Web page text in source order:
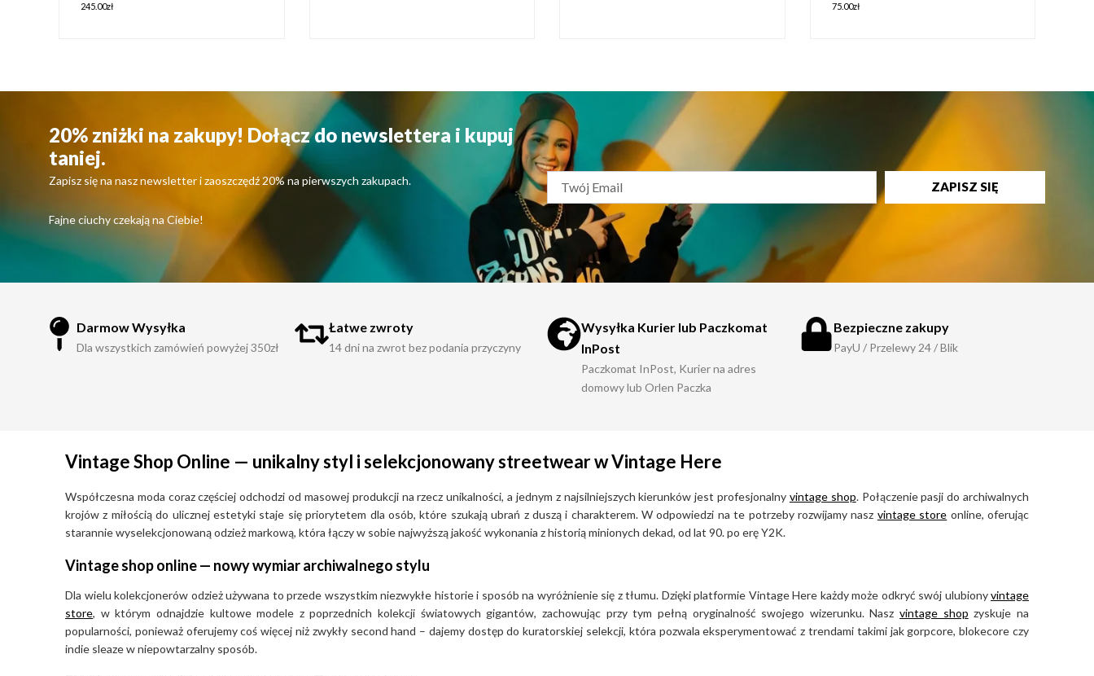
245.00zł
75.00zł
20% zniżki na zakupy! Dołącz do newslettera i kupuj
taniej.
Zapisz się na nasz newsletter i zaoszczędź 20% na pierwszych zakupach.
Fajne ciuchy czekają na Ciebie!
ZAPISZ SIĘ
Darmow Wysyłka
Dla wszystkich zamówień powyżej 350zł
Łatwe zwroty
14 dni na zwrot bez podania przyczyny
Wysyłka Kurier lub Paczkomat
InPost
Paczkomat InPost, Kurier na adres
domowy lub Orlen Paczka
Bezpieczne zakupy
PayU / Przelewy 24 / Blik
Vintage Shop Online — unikalny styl i selekcjonowany streetwear w Vintage Here
Współczesna moda coraz częściej odchodzi od masowej produkcji na rzecz unikalności, a jednym z najsilniejszych kierunków jest profesjonalny vintage shop. Połączenie pasji do archiwalnych
krojów z miłością do ulicznej estetyki staje się priorytetem dla osób, które szukają ubrań z duszą i charakterem. W odpowiedzi na te potrzeby rozwijamy nasz vintage store online, oferując
starannie wyselekcjonowaną odzież markową, która łączy w sobie najwyższą jakość wykonania z historią minionych dekad, od lat 90. po erę Y2K.
Vintage shop online — nowy wymiar archiwalnego stylu
Dla wielu kolekcjonerów odzież używana to przede wszystkim niezwykłe historie i sposób na wyróżnienie się z tłumu. Dzięki platformie Vintage Here każdy może odkryć swój ulubionyvintage
store, w którym odnajdzie kultowe modele z poprzednich kolekcji światowych gigantów, zachowując przy tym pełną oryginalność swojego wizerunku. Naszvintage shop zyskuje na
popularności, ponieważ oferujemy coś więcej niż zwykły second hand – dajemy dostęp do kuratorskiej selekcji, która pozwala eksperymentować z trendami takimi jak gorpcore, blokecore czy
indie sleaze w niepowtarzalny sposób.